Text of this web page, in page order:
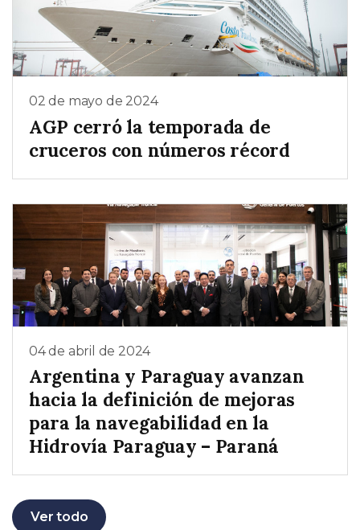
02 de mayo de 2024
AGP cerró la temporada de
cruceros con números récord
04 de abril de 2024
Argentina y Paraguay avanzan
hacia la definición de mejoras
para la navegabilidad en la
Hidrovía Paraguay – Paraná
Ver todo